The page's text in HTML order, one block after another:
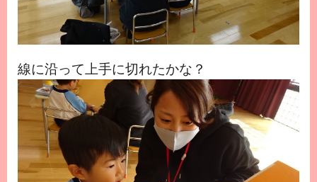
線に沿って上手に切れたかな？